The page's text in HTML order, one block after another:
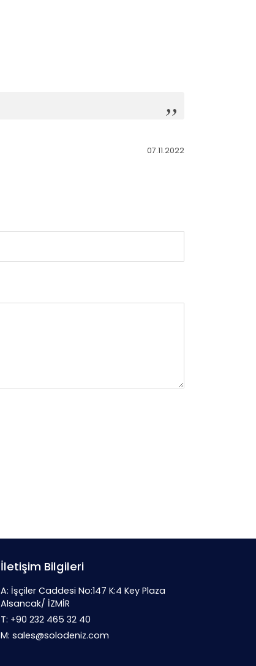
07.11.2022
İletişim Bilgileri
A: İşçiler Caddesi No:147 K:4 Key Plaza
Alsancak/ İZMİR
T: +90 232 465 32 40
M: sales@solodeniz.com